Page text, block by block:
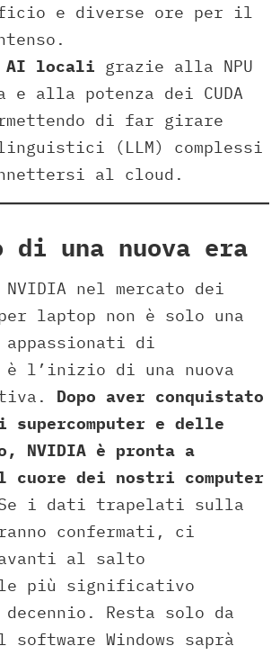
e diverse ore per il
AI locali grazie alla NPU
e alla potenza dei CUDA
di far girare
(LLM) complessi
al cloud.
di una nuova era
nel mercato dei
laptop non è solo una
di
l’inizio di una nuova
Dopo aver conquistato
supercomputer e delle
NVIDIA è pronta a
cuore dei nostri computer
i dati trapelati sulla
confermati, ci
al salto
più significativo
Resta solo da
Windows saprà